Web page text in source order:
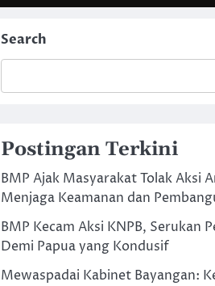
Search
Postingan Terkini
BMP Ajak Masyarakat Tolak Aksi
Menjaga Keamanan dan
BMP Kecam Aksi KNPB, Serukan
Demi Papua yang Kondusif
Mewaspadai Kabinet Bayangan: